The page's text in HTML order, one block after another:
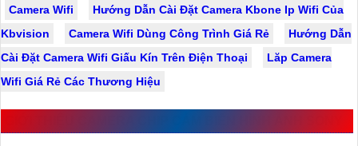
Camera Wifi
Hướng Dẫn Cài Đặt Camera Kbone Ip Wifi Của
Kbvision
Camera Wifi Dùng Công Trình Giá Rẻ
Hướng Dẫn
Cài Đặt Camera Wifi Giấu Kín Trên Điện Thoại
Lăp Camera
Wifi Giá Rẻ Các Thương Hiệu